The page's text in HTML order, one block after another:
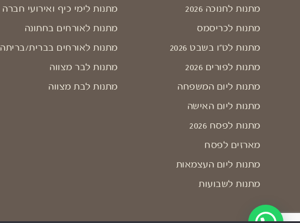
מתנות לחנוכה 2026
מתנות לכריסמס
מתנות לט"ו בשבט 2026
מתנות לפורים 2026
מתנות ליום המשפחה
מתנות ליום האישה
מתנות לפסח 2026
מארזים לפסח
מתנות ליום העצמאות
מתנות לשבועות
מתנות לימי כיף ואירועי חברה
מתנות לאורחים בחתונה
מתנות לאורחים בברית/בריתה
מתנות לבר מצווה
מתנות לבת מצווה